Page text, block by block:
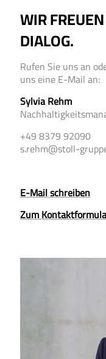
WIR
DIALOG.
Rufen Sie uns an
uns eine E-Mail an:
Sylvia Rehm
+49 8379 92090
s.rehm@stoll-
E-Mail schreiben
Zum